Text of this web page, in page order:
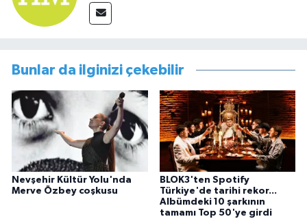
Bunlar da ilginizi çekebilir
Nevşehir Kültür Yolu'nda
Merve Özbey coşkusu
BLOK3'ten Spotify
Türkiye'de tarihi rekor...
Albümdeki 10 şarkının
tamamı Top 50'ye girdi